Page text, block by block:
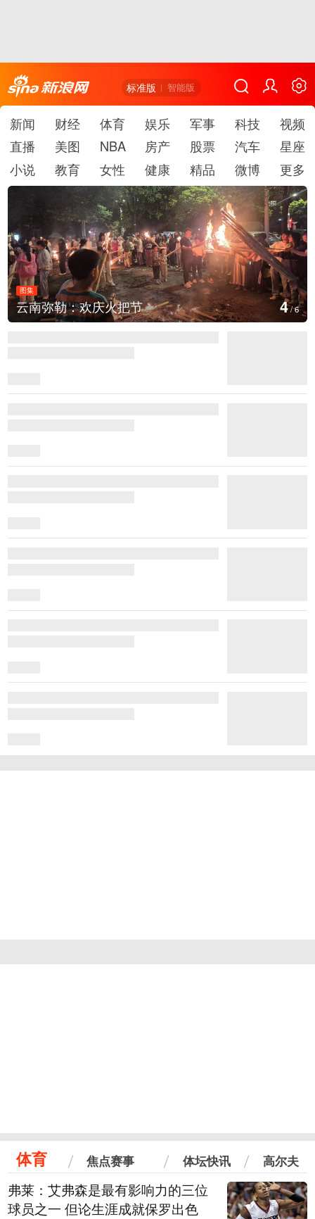
标准版 智能版
新闻 财经 体育 娱乐 军事 科技
视频
直播
美图 NBA 房产 股票 汽车
星座
小说
教育 女性 健康 精品 微博 更多
图集
云南弥勒：欢庆火把节 4/6
体育 焦点赛事 体坛快讯 高尔夫
弗莱：艾弗森是最有影响力的三位
球员之一 但论生涯成就保罗出色